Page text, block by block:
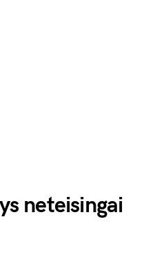
neteisingai